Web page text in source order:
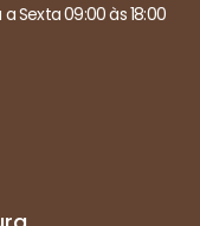
Sexta 09:00 às 18:00